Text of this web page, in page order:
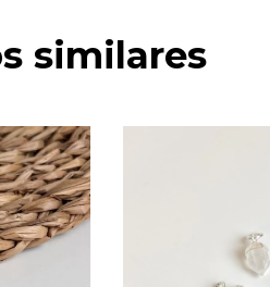
similares